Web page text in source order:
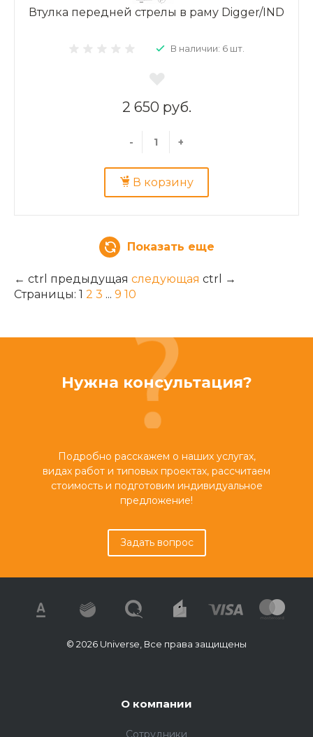
Втулка передней стрелы в раму Digger/IND
В наличии: 6 шт.
2 650 руб.
- +
В корзину
Показать еще
← ctrl предыдущая следующая ctrl
→
Страницы: 1 2 3 ... 9 10
Нужна консультация?
Подробно расскажем о наших услугах,
видах работ и типовых проектах, рассчитаем
стоимость и подготовим индивидуальное
предложение!
Задать вопрос
© 2026 Universe, Все права защищены
О компании
Сотрудники